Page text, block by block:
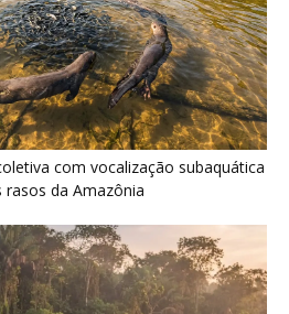
com vocalização subaquática
da Amazônia